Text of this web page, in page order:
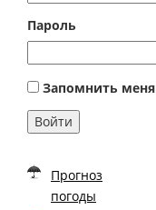
Пароль
Запомнить меня
Войти
Прогноз
погоды